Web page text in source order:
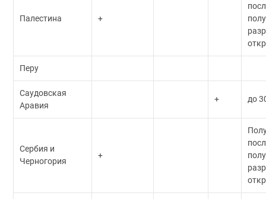
Палестина +
Перу
Саудовская
Аравия
+ до
Сербия и
Черногория
+